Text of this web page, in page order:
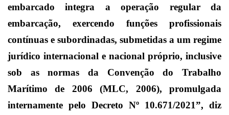
embarcado integra a operação regular da
embarcação, exercendo funções profissionais
contínuas e subordinadas, submetidas a um regime
jurídico internacional e nacional próprio, inclusive
sob as normas da Convenção do Trabalho
Marítimo de 2006 (MLC, 2006), promulgada
internamente pelo Decreto Nº 10.671/2021”, diz